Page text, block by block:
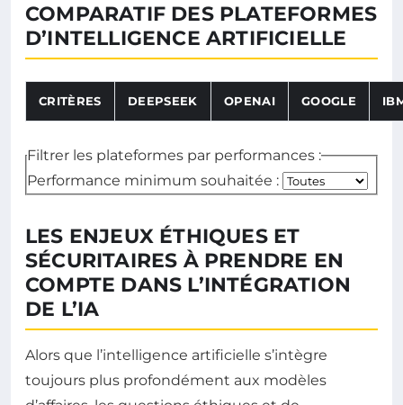
COMPARATIF DES PLATEFORMES
D’INTELLIGENCE ARTIFICIELLE
CRITÈRES DEEPSEEK OPENAI GOOGLE
Filtrer les plateformes par performances :
Performance minimum souhaitée :
LES ENJEUX ÉTHIQUES ET
SÉCURITAIRES À PRENDRE EN
COMPTE DANS L’INTÉGRATION
DE L’IA
Alors que l’intelligence artificielle s’intègre
toujours plus profondément aux modèles